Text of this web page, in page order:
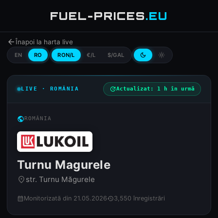
FUEL-PRICES.EU
arrow_backÎnapoi la harta live
EN RO RON/L €/L $/GAL dark_mode light_mode
LIVE · ROMÂNIA updateActualizat: 1 h în urmă
publicROMÂNIA
Turnu Magurele
place str. Turnu Măgurele
calendar_month Monitorizată din 21.05.2026history3,550 înregistrări